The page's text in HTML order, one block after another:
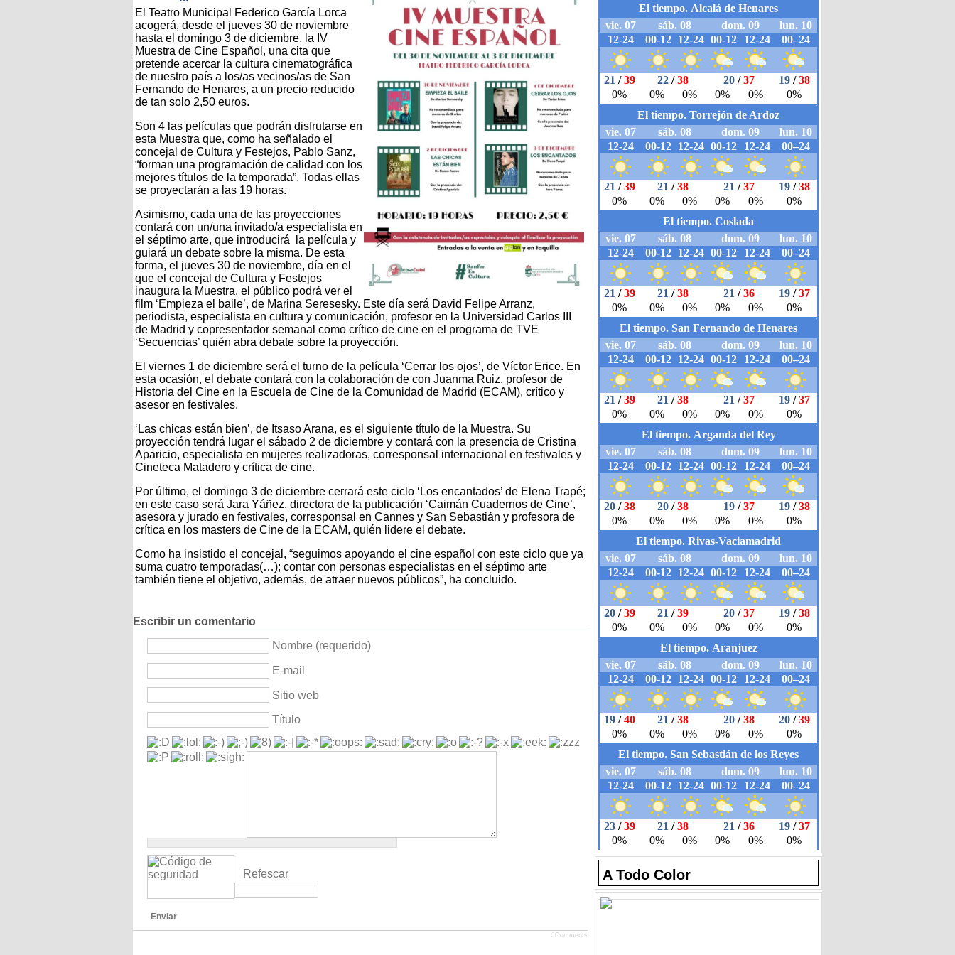
El Teatro Municipal Federico García Lorca
acogerá, desde el jueves 30 de noviembre
hasta el domingo 3 de diciembre, la IV
Muestra de Cine Español, una cita que
pretende acercar la cultura cinematográfica
de nuestro país a los/as vecinos/as de San
Fernando de Henares, a un precio reducido
de tan solo 2,50 euros.
Son 4 las películas que podrán disfrutarse en
esta Muestra que, como ha señalado el
concejal de Cultura y Festejos, Pablo Sanz,
“forman una programación de calidad con los
mejores títulos de la temporada”. Todas ellas
se proyectarán a las 19 horas.
Asimismo, cada una de las proyecciones
contará con un/una invitado/a especialista en
el séptimo arte, que introducirá la película y
guiará un debate sobre la misma. De esta
forma, el jueves 30 de noviembre, día en el
que el concejal de Cultura y Festejos
inaugura la Muestra, el público podrá ver el
film ‘Empieza el baile’, de Marina Seresesky. Este día será David Felipe Arranz,
periodista, especialista en cultura y comunicación, profesor en la Universidad Carlos III
de Madrid y copresentador semanal como crítico de cine en el programa de TVE
‘Secuencias’ quién abra debate sobre la proyección.
El viernes 1 de diciembre será el turno de la película ‘Cerrar los ojos’, de Víctor Erice. En
esta ocasión, el debate contará con la colaboración de con Juanma Ruiz, profesor de
Historia del Cine en la Escuela de Cine de la Comunidad de Madrid (ECAM), crítico y
asesor en festivales.
‘Las chicas están bien’, de Itsaso Arana, es el siguiente título de la Muestra. Su
proyección tendrá lugar el sábado 2 de diciembre y contará con la presencia de Cristina
Aparicio, especialista en mujeres realizadoras, corresponsal internacional en festivales y
Cineteca Matadero y crítica de cine.
Por último, el domingo 3 de diciembre cerrará este ciclo ‘Los encantados’ de Elena Trapé;
en este caso será Jara Yáñez, directora de la publicación ‘Caimán Cuadernos de Cine’,
asesora y jurado en festivales, corresponsal en Cannes y San Sebastián y profesora de
crítica en los masters de Cine de la ECAM, quién lidere el debate.
Como ha insistido el concejal, “seguimos apoyando el cine español con este ciclo que ya
suma cuatro temporadas(…); contar con personas especialistas en el séptimo arte
también tiene el objetivo, además, de atraer nuevos públicos”, ha concluido.
Escribir un comentario
Nombre (requerido)
E-mail
Sitio web
Título
Refescar
Enviar
JComments
A Todo Color